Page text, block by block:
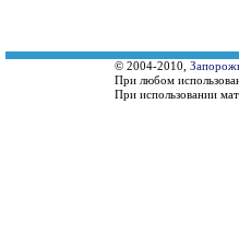
© 2004-2010,
При любом
При использовании